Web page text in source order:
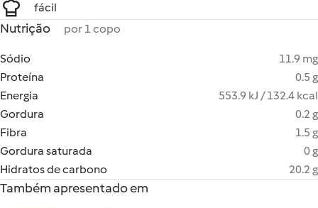
fácil
Nutrição por 1 copo
Sódio
11.9 mg
Proteína
0.5 g
Energia
553.9 kJ / 132.4 kcal
Gordura
0.2 g
Fibra
1.5 g
Gordura saturada
0 g
Hidratos de carbono
20.2 g
Também apresentado em